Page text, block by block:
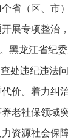
省（区、市
展专项整治
黑龙江省纪
处违纪违法
价。着力纠
老社保领域
资源社会保